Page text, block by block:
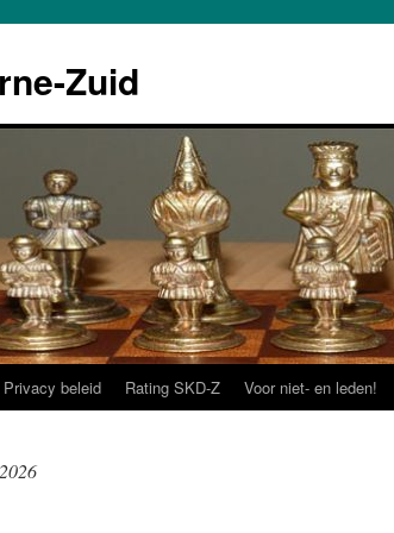
Zuid
Privacy beleid Rating SKD-Z Voor niet- en leden!